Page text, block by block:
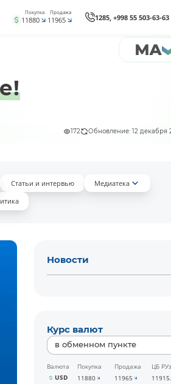
Покупка
11880
Продажа
11965 1285, +998 55 503-63-63
172 Обновление: 12 декабря
Статьи и интервью
Медиатека
Новости
Курс валют
в обменном пункте
Валюта Покупка Продажа
ЦБ РУз
USD
11880 11965